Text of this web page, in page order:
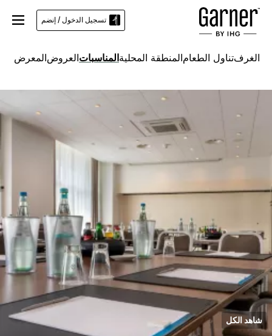
تسجيل الدخول / إنضم
الغرفتناول الطعامالمنطقة المحليةالمناسباتالعروضالمعرض
شاهد الكل